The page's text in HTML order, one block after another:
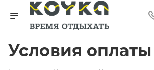
Условия оплаты